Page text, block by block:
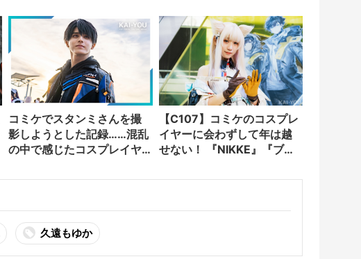
コミケでスタンミさんを撮
影しようとした記録……混乱
の中で感じたコスプレイヤ
【C107】コミケのコスプレ
イヤーに会わずして年は越
せない！ 『NIKKE』『ブラ
久遠もゆか